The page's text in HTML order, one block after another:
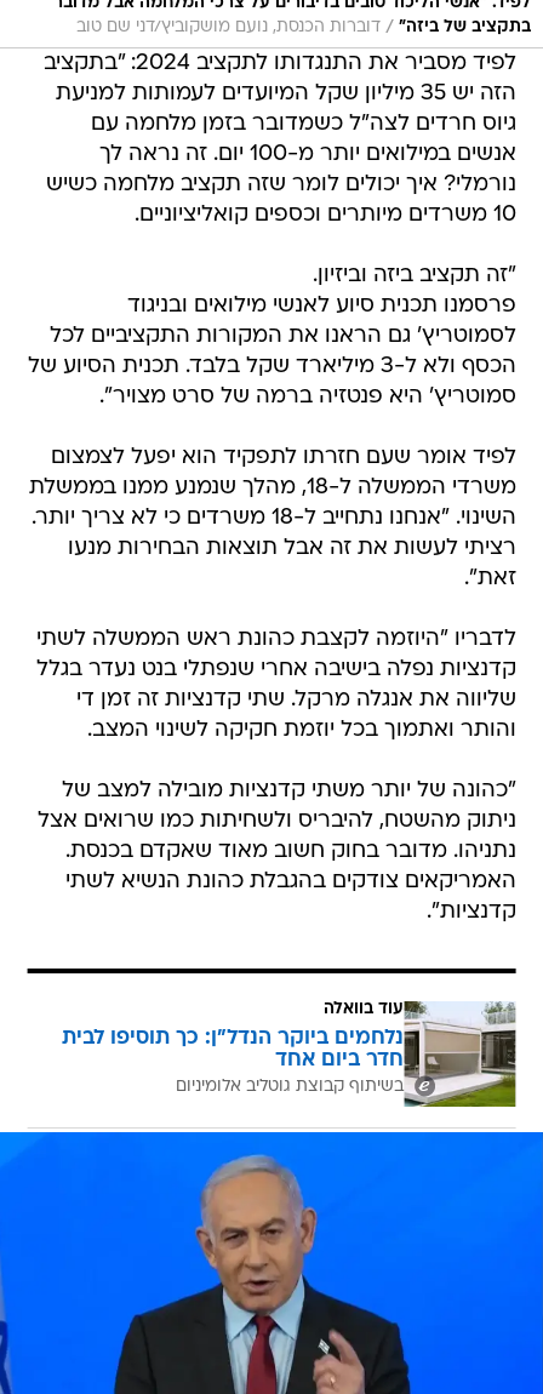
בתקציב של ביזה" / דוברות הכנסת, נועם מושקוביץ/דני שם טוב
לפיד מסביר את התנגדותו לתקציב 2024: "בתקציב
הזה יש 35 מיליון שקל המיועדים לעמותות למניעת
גיוס חרדים לצה"ל כשמדובר בזמן מלחמה עם
אנשים במילואים יותר מ-100 יום. זה נראה לך
נורמלי? איך יכולים לומר שזה תקציב מלחמה כשיש
10 משרדים מיותרים וכספים קואליציוניים.
"זה תקציב ביזה וביזיון.
פרסמנו תכנית סיוע לאנשי מילואים ובניגוד
לסמוטריץ' גם הראנו את המקורות התקציביים לכל
הכסף ולא ל-3 מיליארד שקל בלבד. תכנית הסיוע של
סמוטריץ' היא פנטזיה ברמה של סרט מצויר".
לפיד אומר שעם חזרתו לתפקיד הוא יפעל לצמצום
משרדי הממשלה ל-18, מהלך שנמנע ממנו בממשלת
השינוי. "אנחנו נתחייב ל-18 משרדים כי לא צריך יותר.
רציתי לעשות את זה אבל תוצאות הבחירות מנעו
זאת".
לדבריו "היוזמה לקצבת כהונת ראש הממשלה לשתי
קדנציות נפלה בישיבה אחרי שנפתלי בנט נעדר בגלל
שליווה את אנגלה מרקל. שתי קדנציות זה זמן די
והותר ואתמוך בכל יוזמת חקיקה לשינוי המצב.
"כהונה של יותר משתי קדנציות מובילה למצב של
ניתוק מהשטח, להיבריס ולשחיתות כמו שרואים אצל
נתניהו. מדובר בחוק חשוב מאוד שאקדם בכנסת.
האמריקאים צודקים בהגבלת כהונת הנשיא לשתי
קדנציות".
עוד בוואלה
נלחמים ביוקר הנדל"ן: כך תוסיפו לבית
חדר ביום אחד
בשיתוף קבוצת גוטליב אלומיניום